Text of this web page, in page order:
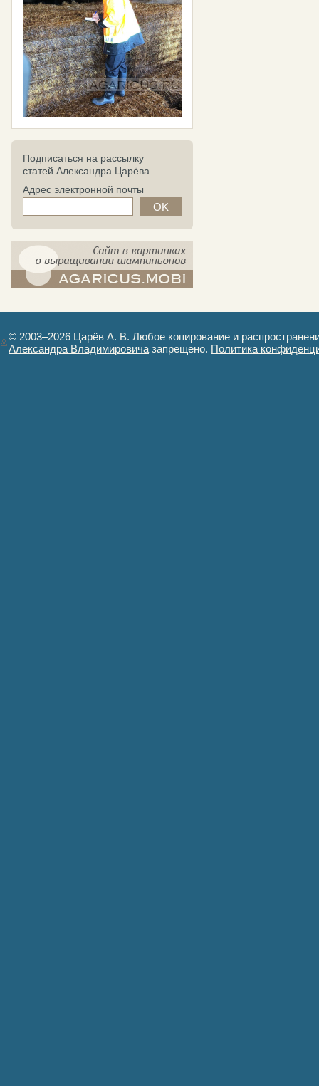
Подписаться на рассылку
статей Александра Царёва
Адрес электронной почты
© 2003–2026 Царёв А. В. Любое копирование и
Александра Владимировича запрещено. Политика
Авторизация